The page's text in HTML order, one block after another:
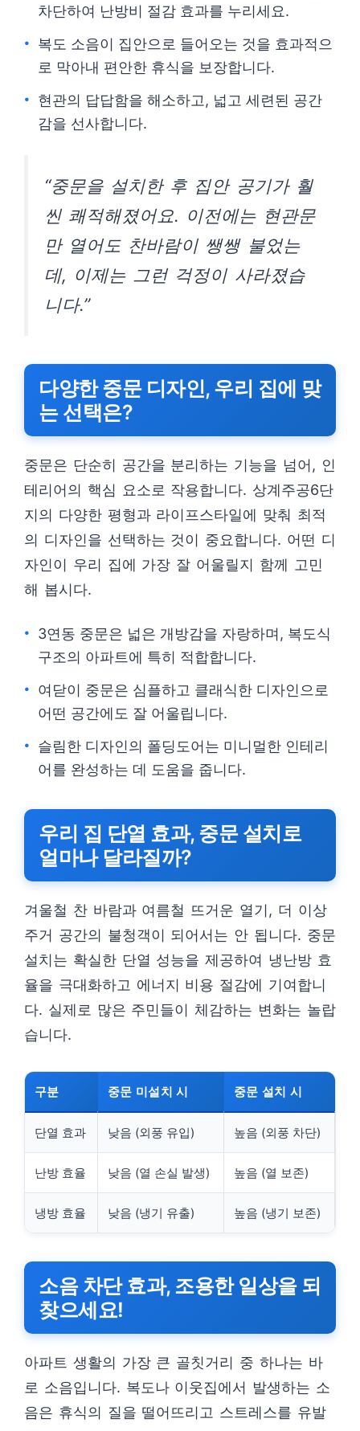
차단하여 난방비 절감 효과를 누리세요.
복도 소음이 집안으로 들어오는 것을 효과적으
로 막아내 편안한 휴식을 보장합니다.
현관의 답답함을 해소하고, 넓고 세련된 공간
감을 선사합니다.
“중문을 설치한 후 집안 공기가 훨
씬 쾌적해졌어요. 이전에는 현관문
만 열어도 찬바람이 쌩쌩 불었는
데, 이제는 그런 걱정이 사라졌습
니다.”
다양한 중문 디자인, 우리 집에 맞
는 선택은?
중문은 단순히 공간을 분리하는 기능을 넘어, 인
테리어의 핵심 요소로 작용합니다. 상계주공6단
지의 다양한 평형과 라이프스타일에 맞춰 최적
의 디자인을 선택하는 것이 중요합니다. 어떤 디
자인이 우리 집에 가장 잘 어울릴지 함께 고민
해 봅시다.
3연동 중문은 넓은 개방감을 자랑하며, 복도식
구조의 아파트에 특히 적합합니다.
여닫이 중문은 심플하고 클래식한 디자인으로
어떤 공간에도 잘 어울립니다.
슬림한 디자인의 폴딩도어는 미니멀한 인테리
어를 완성하는 데 도움을 줍니다.
우리 집 단열 효과, 중문 설치로
얼마나 달라질까?
겨울철 찬 바람과 여름철 뜨거운 열기, 더 이상
주거 공간의 불청객이 되어서는 안 됩니다. 중문
설치는 확실한 단열 성능을 제공하여 냉난방 효
율을 극대화하고 에너지 비용 절감에 기여합니
다. 실제로 많은 주민들이 체감하는 변화는 놀랍
습니다.
구분 중문 미설치 시 중문 설치 시
단열 효과 낮음 (외풍 유입) 높음 (외풍 차단)
난방 효율 낮음 (열 손실 발생) 높음 (열 보존)
냉방 효율 낮음 (냉기 유출) 높음 (냉기 보존)
소음 차단 효과, 조용한 일상을 되
찾으세요!
아파트 생활의 가장 큰 골칫거리 중 하나는 바
로 소음입니다. 복도나 이웃집에서 발생하는 소
음은 휴식의 질을 떨어뜨리고 스트레스를 유발